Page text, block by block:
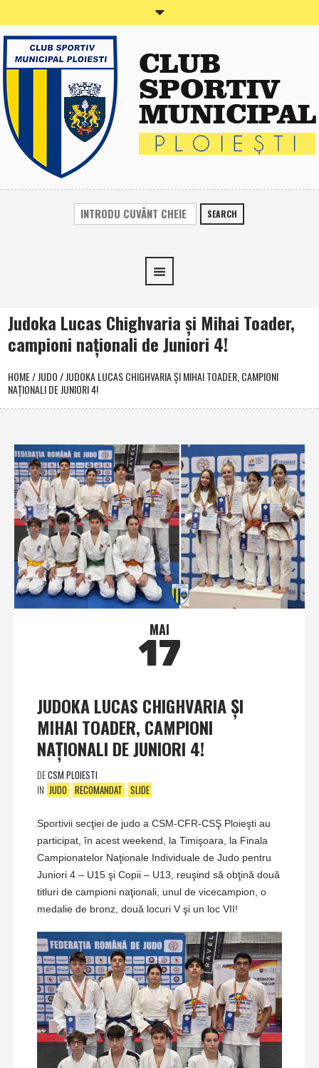
SEARCH
Judoka Lucas Chighvaria şi Mihai Toader,
campioni naţionali de Juniori 4!
HOME/JUDO/JUDOKA LUCAS CHIGHVARIA ŞI MIHAI TOADER, CAMPIONI
NAŢIONALI DE JUNIORI 4!
MAI
17
JUDOKA LUCAS CHIGHVARIA ŞI
MIHAI TOADER, CAMPIONI
NAŢIONALI DE JUNIORI 4!
DECSM PLOIESTI
IN JUDO RECOMANDAT SLIDE
Sportivii secţiei de judo a CSM-CFR-CSŞ Ploieşti au
participat, în acest weekend, la Timişoara, la Finala
Campionatelor Naţionale Individuale de Judo pentru
Juniori 4 – U15 şi Copii – U13, reuşind să obţină două
titluri de campioni naţionali, unul de vicecampion, o
medalie de bronz, două locuri V şi un loc VII!